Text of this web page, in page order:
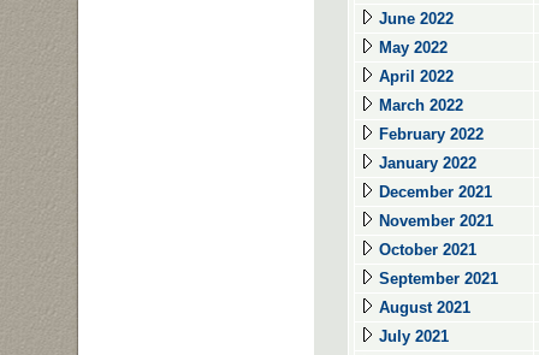
June 2022
May 2022
April 2022
March 2022
February 2022
January 2022
December 2021
November 2021
October 2021
September 2021
August 2021
July 2021